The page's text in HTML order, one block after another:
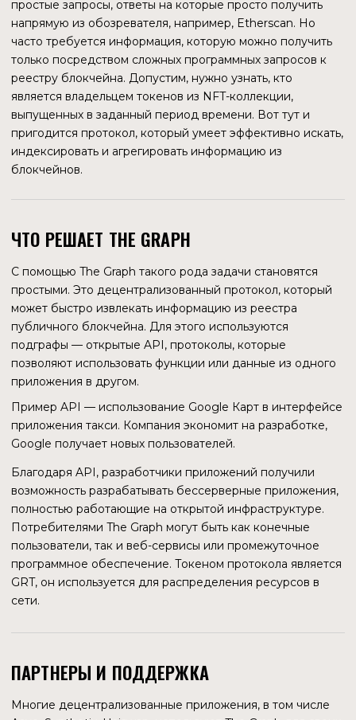
Благодаря API, разработчики приложений получили
полностью работающие на открытой инфраструктуре.
Потребителями Thе Graph могут быть как конечные
пользователи, так и веб-сервисы или промежуточное
программное обеспечение. Токеном протокола является
GRT, он используется для распределения ресурсов в
сети.
приложения такси. Компания экономит на разработке,
Google получает новых пользователей.
интерфейсов, так как отпадает необходимость в
самостоятельной обработке и хранении огромных
информация запрашивается из хранилища The Graph, это
значительно увеличивает скорость ее обработки и
отображения.
The Graph поддерживает блокчейны Ethereum, Near,
Cosmos, протокол Arweave и 34 сети, размещенных
на них.
ПРИМЕР ИСПОЛЬЗОВАНИЯ ПОДГРАФОВ В
Будет легче понять принцип работы The Graph на
запускает в сеть огромное количество ботов, которые
КАК ЭТО РАБОТАЕТ